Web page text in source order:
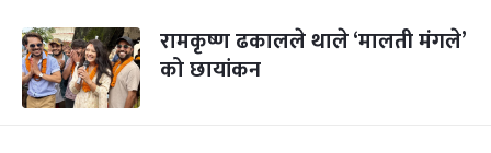
रामकृष्ण ढकालले थाले ‘मालती मंगले’
को छायांकन